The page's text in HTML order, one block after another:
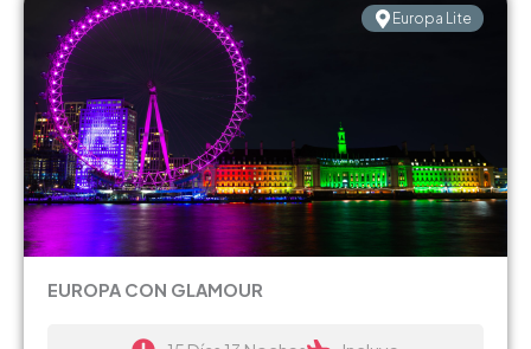
Europa Lite
EUROPA CON GLAMOUR